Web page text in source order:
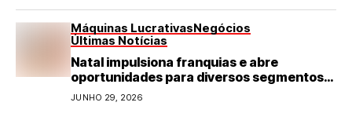
Máquinas LucrativasNegócios
Últimas Notícias
Natal impulsiona franquias e abre
oportunidades para diversos segmentos
do varejo
JUNHO 29, 2026